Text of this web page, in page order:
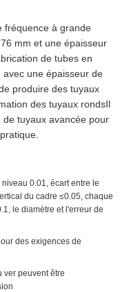
fréquence à grande
mm et une épaisseur
de tubes en
une épaisseur de
produire des tuyaux
des tuyaux rondsIl
tuyaux avancée pour
0.01, écart entre le
du cadre ≤0.05, chaque
le diamètre et l'erreur de
des exigences de
ver peuvent être